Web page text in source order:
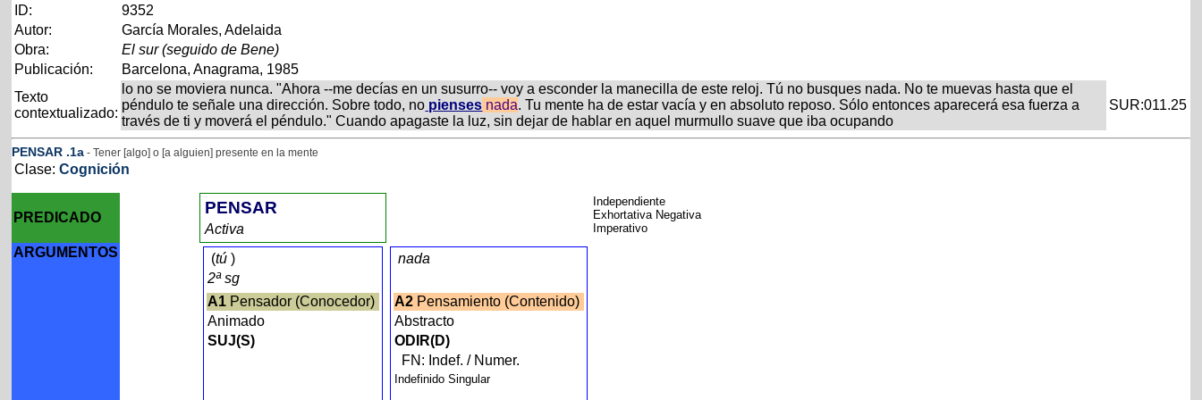
ID:
9352
Autor:
García Morales, Adelaida
Obra:
El sur (seguido de Bene)
Publicación:
Barcelona, Anagrama, 1985
Texto
contextualizado:
lo no se moviera nunca. "Ahora --me decías en un susurro-- voy a esconder la manecilla de este reloj. Tú no busques nada. No te muevas hasta que el
péndulo te señale una dirección. Sobre todo, no pienses nada. Tu mente ha de estar vacía y en absoluto reposo. Sólo entonces aparecerá esa fuerza a
través de ti y moverá el péndulo." Cuando apagaste la luz, sin dejar de hablar en aquel murmullo suave que iba ocupando
SUR:011.25
PENSAR .1a - Tener [algo] o [a alguien] presente en la mente
Clase:Cognición
PREDICADO
PENSAR
Activa
Independiente
Exhortativa Negativa
Imperativo
ARGUMENTOS (tú )
2ª sg
A1 Pensador (Conocedor)
Animado
SUJ(S)
nada
A2 Pensamiento (Contenido)
Abstracto
ODIR(D)
FN: Indef. / Numer.
Indefinido Singular